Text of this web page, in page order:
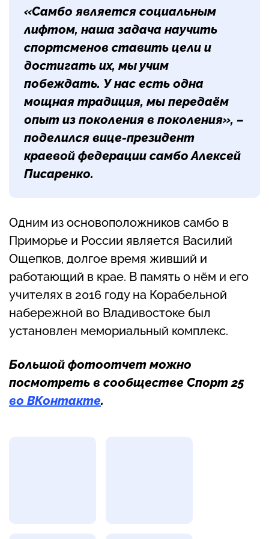
«Самбо является социальным
лифтом, наша задача научить
спортсменов ставить цели и
достигать их, мы учим
побеждать. У нас есть одна
мощная традиция, мы передаём
опыт из поколения в поколения», –
поделился вице-президент
краевой федерации самбо Алексей
Писаренко.
Одним из основоположников самбо в
Приморье и России является Василий
Ощепков, долгое время живший и
работающий в крае. В память о нём и его
учителях в 2016 году на Корабельной
набережной во Владивостоке был
установлен мемориальный комплекс.
Большой фотоотчет можно
посмотреть в сообществе Спорт 25
во ВКонтакте.